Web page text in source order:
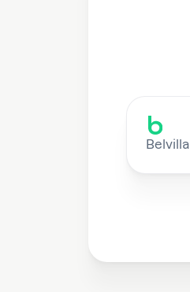
Belvilla